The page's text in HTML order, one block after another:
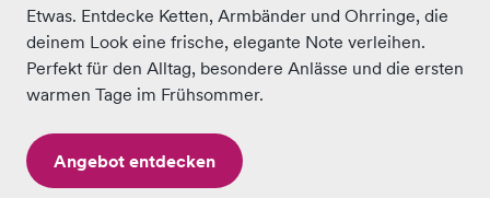
Etwas. Entdecke Ketten, Armbänder und Ohrringe, die
deinem Look eine frische, elegante Note verleihen.
Perfekt für den Alltag, besondere Anlässe und die ersten
warmen Tage im Frühsommer.
Angebot entdecken